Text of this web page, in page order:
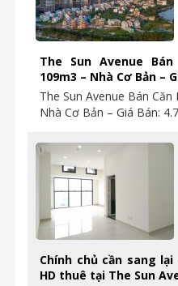
The Sun Avenue
109m3 – Nhà Cơ Bản –
The Sun Avenue Bán
Nhà Cơ Bản – Giá Bán:
Chính chủ cần sang
HD thuê tại The Sun